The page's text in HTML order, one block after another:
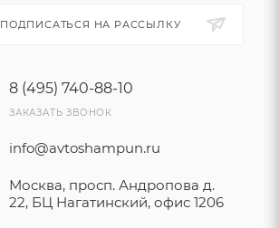
ПОДПИСАТЬСЯ НА РАССЫЛКУ
8 (495) 740-88-10
ЗАКАЗАТЬ ЗВОНОК
info@avtoshampun.ru
Москва, просп. Андропова д.
22, БЦ Нагатинский, офис 1206